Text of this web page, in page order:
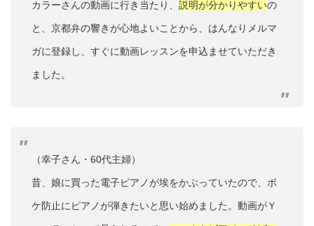
カラーさんの動画に行き当たり、 説明が分かりやすいの
と、京都弁の響きが心地よいことから、はんなりメルマ
ガに登録し、すぐに動画レッスンを申込ませていただき
ました。
（幸子さん・60代主婦）
昔、娘に買った電子ピアノが埃をかぶっていたので、ボ
ケ防止にピアノが弾きたいと思い始めました。動画がＹ